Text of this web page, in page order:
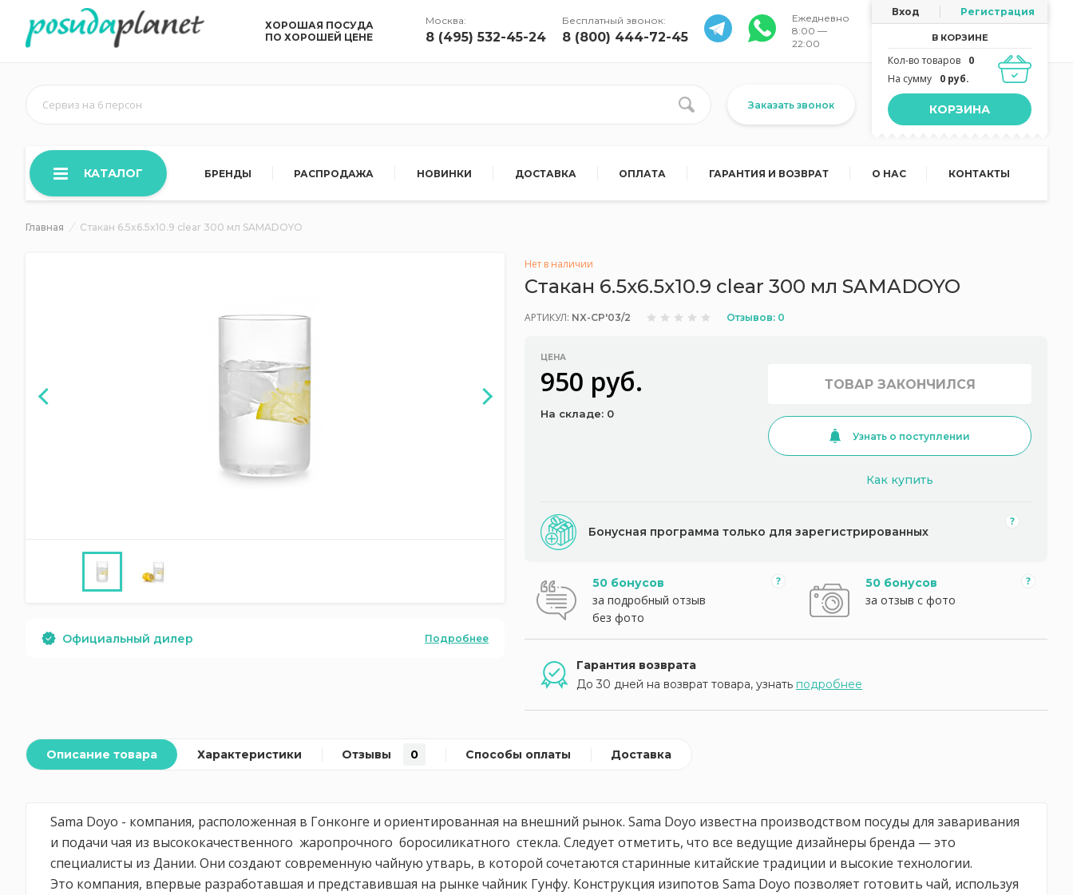
ХОРОШАЯ ПОСУДА
ПО ХОРОШЕЙ ЦЕНЕ
Москва:
8 (495) 532-45-24
Бесплатный звонок:
8 (800) 444-72-45
Ежедневно
8:00 —
22:00
Вход Регистрация
В КОРЗИНЕ
Кол-во товаров
0
На сумму
0 руб.
КОРЗИНА
Сервиз на 6 персон Заказать звонок
КАТАЛОГ БРЕНДЫ РАСПРОДАЖА НОВИНКИ ДОСТАВКА ОПЛАТА ГАРАНТИЯ И ВОЗВРАТ О НАС КОНТАКТЫ
Главная Стакан 6.5x6.5x10.9 clear 300 мл SAMADOYO
Официальный дилер Подробнее
Нет в наличии
Стакан 6.5x6.5x10.9 clear 300 мл SAMADOYO
АРТИКУЛ: NX-CP'03/2 Отзывов: 0
ЦЕНА
950 руб.
На складе: 0
ТОВАР ЗАКОНЧИЛСЯ
Узнать о поступлении
Как купить
Бонусная программа только для зарегистрированных
50 бонусов
за подробный отзыв
без фото
50 бонусов
за отзыв с фото
Гарантия возврата
До 30 дней на возврат товара, узнать подробнее
Описание товара Характеристики Отзывы 0 Способы оплаты Доставка
Sama Doyo - компания, расположенная в Гонконге и ориентированная на внешний рынок. Sama Doyo известна производством посуды для заваривания
и подачи чая из высококачественного жаропрочного боросиликатного стекла. Следует отметить, что все ведущие дизайнеры бренда — это
специалисты из Дании. Они создают современную чайную утварь, в которой сочетаются старинные китайские традиции и высокие технологии.
Это компания, впервые разработавшая и представившая на рынке чайник Гунфу. Конструкция изипотов Sama Doyo позволяет готовить чай, используя